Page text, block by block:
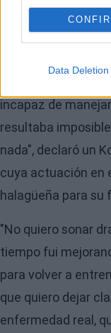
Data Deletion
similar. "Recuerdo
al sentirme
incapaz de
resultaba
nada", declaró un
cuya actuación en
halagüeña para su
"No quiero sonar
tiempo fui
para volver a
que quiero dejar
enfermedad real,